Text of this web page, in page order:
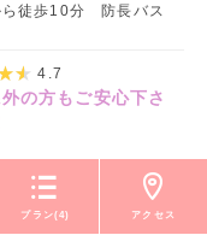
ら徒歩10分 防長バス
4.7
の方もご安心下さ
プラン(4) アクセス